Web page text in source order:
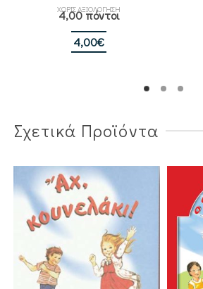
ΧΩΡΙΣ ΑΞΙΟΛΟΓΗΣΗ
4,00 πόντοι
4,00€
Σχετικά Προϊόντα